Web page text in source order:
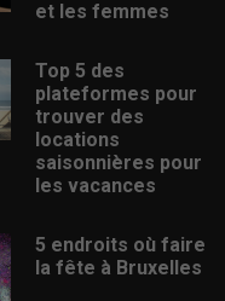
et les femmes
Top 5 des
plateformes pour
trouver des
locations
saisonnières pour
les vacances
5 endroits où faire
la fête à Bruxelles